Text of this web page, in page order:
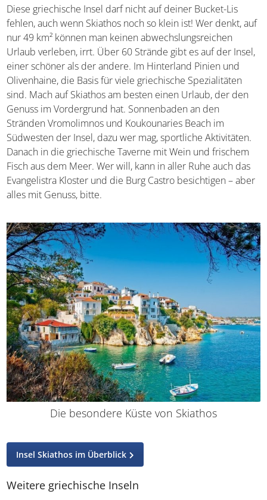
Diese griechische Insel darf nicht auf deiner Bucket-Lis
fehlen, auch wenn Skiathos noch so klein ist! Wer denkt,
auf nur 49 km² können man keinen abwechslungsreichen
Urlaub verleben, irrt. Über 60 Strände gibt es auf der
Insel, einer schöner als der andere. Im Hinterland Pinien
und Olivenhaine, die Basis für viele griechische
Spezialitäten sind. Mach auf Skiathos am besten einen
Urlaub, der den Genuss im Vordergrund hat.
Sonnenbaden an den Stränden Vromolimnos und
Koukounaries Beach im Südwesten der Insel, dazu wer
mag, sportliche Aktivitäten. Danach in die griechische
Taverne mit Wein und frischem Fisch aus dem Meer. Wer
will, kann in aller Ruhe auch das Evangelistra Kloster und
die Burg Castro besichtigen – aber alles mit Genuss, bitte.
Die besondere Küste von Skiathos
Insel Skiathos im Überblick
Weitere griechische Inseln